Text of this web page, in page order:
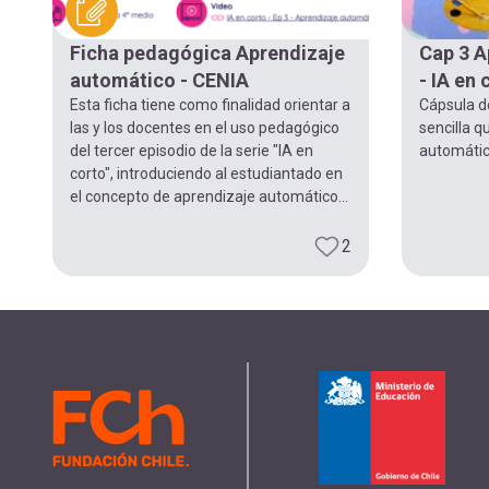
navegación
Ficha pedagógica Aprendizaje
automático - CENIA
Esta ficha tiene como finalidad orientar a
las y los docentes en el uso pedagógico
del tercer episodio de la serie "IA en
corto", introduciendo al estudiantado en
el concepto de aprendizaje automático...
2
Cap 3
- IA en
Cápsula
sencilla